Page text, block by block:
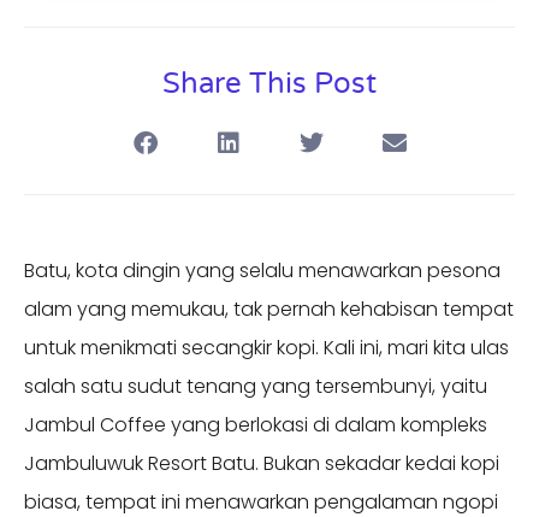
Share This Post
Batu, kota dingin yang selalu menawarkan pesona
alam yang memukau, tak pernah kehabisan tempat
untuk menikmati secangkir kopi. Kali ini, mari kita ulas
salah satu sudut tenang yang tersembunyi, yaitu
Jambul Coffee yang berlokasi di dalam kompleks
Jambuluwuk Resort Batu. Bukan sekadar kedai kopi
biasa, tempat ini menawarkan pengalaman ngopi